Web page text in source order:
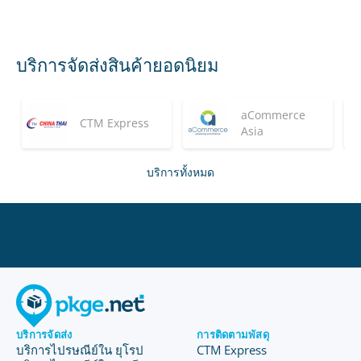
บริการจัดส่งสินค้ายอดนิยม
CTM Express
aCommerce
Asia
บริการทั้งหมด
บริการจัดส่ง
บริการไปรษณีย์ใน ยุโรป
การติดตามพัสดุ
CTM Express